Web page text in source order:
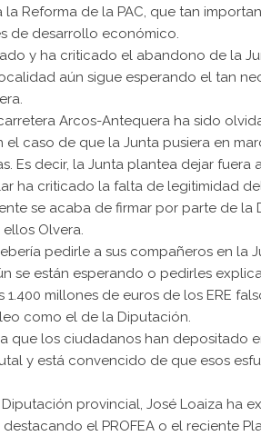
la Reforma de la PAC, que tan
de desarrollo económico.
y ha criticado el abandono de la
aún sigue esperando el tan
Arcos-Antequera ha sido
el caso de que la Junta pusiera en
Es decir, la Junta plantea dejar fuera
ha criticado la falta de legitimidad
se acaba de firmar por parte de
Olvera.
pedirle a sus compañeros en
se están esperando o pedirles
millones de euros de los ERE
como el de la Diputación.
que los ciudadanos han depositado
y está convencido de que esos
provincial, José Loaiza ha
el PROFEA o el reciente